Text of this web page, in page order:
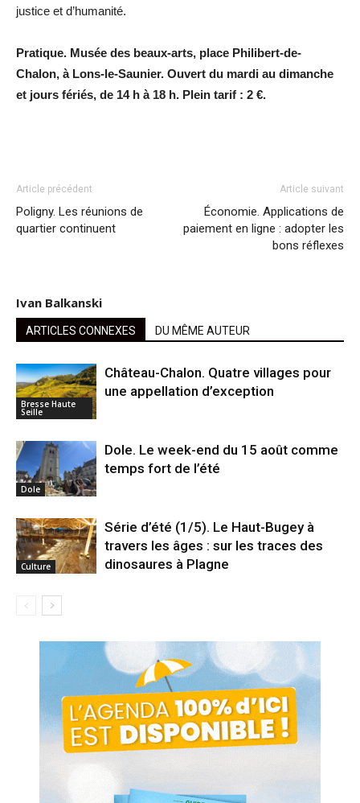
justice et d’humanité.
Pratique. Musée des beaux-arts, place Philibert-de-
Chalon, à Lons-le-Saunier. Ouvert du mardi au dimanche
et jours fériés, de 14 h à 18 h. Plein tarif : 2 €.
Article précédent
Poligny. Les réunions de
quartier continuent
Article suivant
Économie. Applications de
paiement en ligne : adopter les
bons réflexes
Ivan Balkanski
ARTICLES CONNEXES DU MÊME AUTEUR
Bresse Haute
Seille
Château-Chalon. Quatre villages pour
une appellation d’exception
Dole
Dole. Le week-end du 15 août comme
temps fort de l’été
Culture
Série d’été (1/5). Le Haut-Bugey à
travers les âges : sur les traces des
dinosaures à Plagne